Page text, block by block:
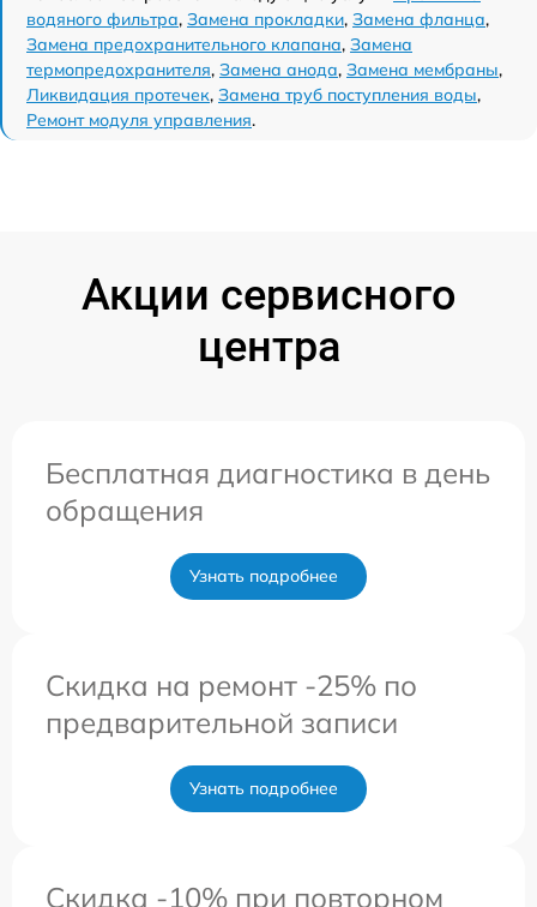
водяного фильтра, Замена прокладки, Замена фланца,
Замена предохранительного клапана, Замена
термопредохранителя, Замена анода, Замена мембраны,
Ликвидация протечек, Замена труб поступления воды,
Ремонт модуля управления.
Акции сервисного
центра
Бесплатная диагностика в день
обращения
Узнать подробнее
Скидка на ремонт -25% по
предварительной записи
Узнать подробнее
Скидка -10% при повторном